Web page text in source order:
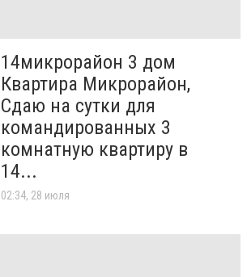
14микрорайон 3 дом
Квартира Микрорайон,
Сдаю на сутки для
командированных 3
комнатную квартиру в
14...
02:34, 28 июля